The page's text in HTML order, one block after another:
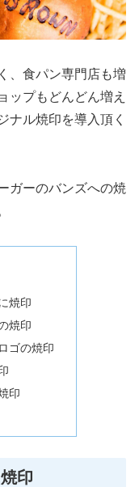
、食パン専門店も増
ップもどんどん増え
ナル焼印を導入頂く
ガーのバンズへの焼
焼印
焼印
ゴの焼印
印
印